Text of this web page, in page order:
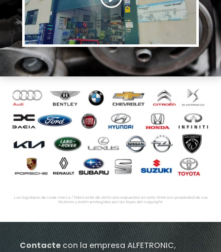
Los logotipos de cada marca / fabricante de vehículos expuestos en esta Web son propiedad de sus
titulares y están protegidos por las leyes del copyright.
Contacte con la empresa ALFETRONIC,